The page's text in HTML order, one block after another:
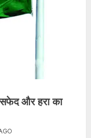
सफेद और हरा का